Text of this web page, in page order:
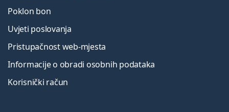
Poklon bon
Uvjeti poslovanja
Pristupačnost web-mjesta
Informacije o obradi osobnih podataka
Korisnički račun